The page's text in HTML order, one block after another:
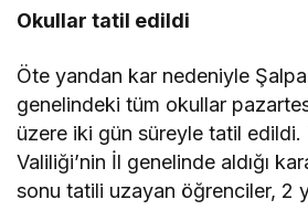
Okullar tatil edildi
Öte yandan kar nedeniyle
genelindeki tüm okullar
üzere iki gün süreyle tatil edildi.
Valiliği’nin İl genelinde aldığı
sonu tatili uzayan öğrenciler, 2